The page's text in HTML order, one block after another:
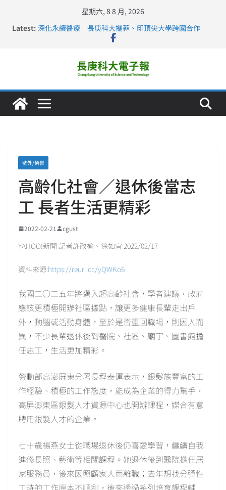
星期六, 8 8 月, 2026
Latest: 深化永續醫療 長庚科大攜菲、印頂尖大學跨國合作
長庚科大訪凱瑟醫療集團、美容學校收穫豐
仁德醫專與長庚科大締結策略聯盟 培育護理尖兵
長庚科大連四年穩居《遠見》醫學大學第5名 辦學實力再
號外/榮譽
高齡化社會／退休後當志
工 長者生活更精彩
2022-02-21 cgust
YAHOO!新聞 記者許政榆、徐如宜 2022/02/17
資料來源:https://reurl.cc/yQWKo6
我國二○二五年將邁入超高齡社會，學者建議，政府
應該更積極開辦社區據點，讓更多健康長輩走出戶
外，動腦或活動身體，至於是否重回職場，則因人而
異，不少長輩退休後到醫院、社區、廟宇、圖書館擔
任志工，生活更加精彩。
勞動部高澎屏東分署長程泰運表示，銀髮族豐富的工
作經驗、積極的工作態度，能成為企業的得力幫手，
高屏澎東區銀髮人才資源中心也開辦課程，媒合有意
聘用銀髮人才的企業。
七十歲楊燕女士從職場退休後仍喜愛學習，繼續自我
進修長照、藝術等相關課程。她退休後到醫院擔任居
家服務員，後來因照顧家人而離職；去年想找分彈性
工時的工作原本不順利，後來透過系列培育課程輔